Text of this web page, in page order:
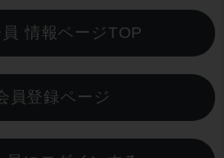
情報ページTOP
員登録ページ